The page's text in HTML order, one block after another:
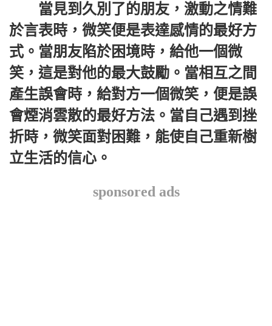
當見到久別了的朋友，激動之情難
於言表時，微笑便是表達感情的最好方
式。當朋友陷於困境時，給他一個微
笑，這是對他的最大鼓勵。當相互之間
產生誤會時，給對方一個微笑，便是誤
會煙消雲散的最好方法。當自己遇到挫
折時，微笑面對困難，能使自己重新樹
立生活的信心。
sponsored ads